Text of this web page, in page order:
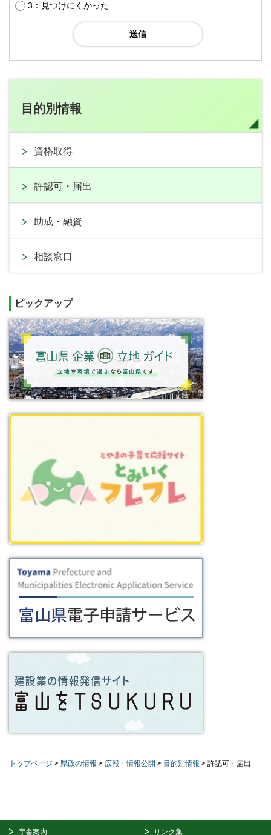
3：見つけにくかった
目的別情報
資格取得
許認可・届出
助成・融資
相談窓口
ピックアップ
トップページ > 県政の情報 > 広報・情報公開 > 目的別情報 > 許認可・届出
庁舎案内 リンク集